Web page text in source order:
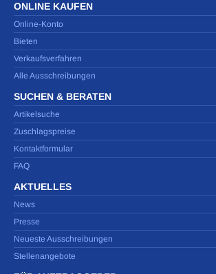
ONLINE KAUFEN
Online-Konto
Bieten
Verkaufsverfahren
Alle Ausschreibungen
SUCHEN & BERATEN
Artikelsuche
Zuschlagspreise
Kontaktformular
FAQ
AKTUELLES
News
Presse
Neueste Ausschreibungen
Stellenangebote